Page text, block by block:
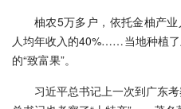
柚农5万多户，依托金柚产
人均年收入的40%……当地种植了
的“致富果”。
习近平总书记上一次到广东